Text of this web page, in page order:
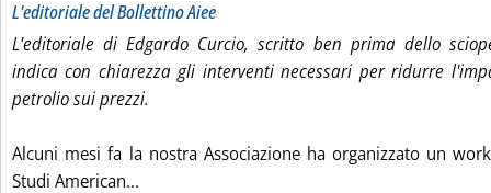
L'editoriale del Bollettino Aiee
L'editoriale di Edgardo Curcio, scritto ben prima dello
indica con chiarezza gli interventi necessari per ridurre
petrolio sui prezzi.
Alcuni mesi fa la nostra Associazione ha organizzato un
Studi American...